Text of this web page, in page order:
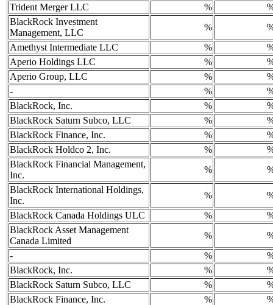
Trident Merger LLC
%
BlackRock Investment
Management, LLC
%
Amethyst Intermediate LLC
%
Aperio Holdings LLC
%
Aperio Group, LLC
%
-
%
BlackRock, Inc.
%
BlackRock Saturn Subco, LLC
%
BlackRock Finance, Inc.
%
BlackRock Holdco 2, Inc.
%
BlackRock Financial Management,
Inc.
%
BlackRock International Holdings,
Inc.
%
BlackRock Canada Holdings ULC
%
BlackRock Asset Management
Canada Limited
%
-
%
BlackRock, Inc.
%
BlackRock Saturn Subco, LLC
%
BlackRock Finance, Inc.
%